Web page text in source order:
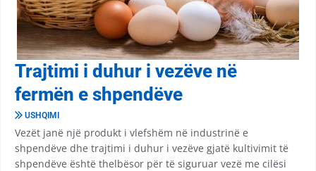
Trajtimi i duhur i vezëve në
fermën e shpendëve
USHQIMI
Vezët janë një produkt i vlefshëm në industrinë e
shpendëve dhe trajtimi i duhur i vezëve gjatë kultivimit të
shpendëve është thelbësor për të siguruar vezë me cilësi